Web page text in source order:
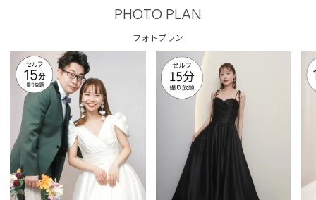
PHOTO PLAN
フォトプラン